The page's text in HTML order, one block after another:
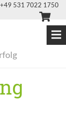
+49 531 7022 1750